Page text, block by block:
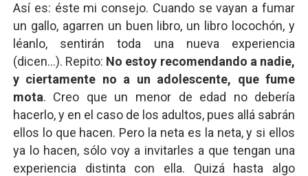
Así es: éste mi consejo. Cuando se vayan a fumar
un gallo, agarren un buen libro, un libro locochón, y
léanlo, sentirán toda una nueva experiencia
(dicen...). Repito: No estoy recomendando a nadie,
y ciertamente no a un adolescente, que fume
mota. Creo que un menor de edad no debería
hacerlo, y en el caso de los adultos, pues allá sabrán
ellos lo que hacen. Pero la neta es la neta, y si ellos
ya lo hacen, sólo voy a invitarles a que tengan una
experiencia distinta con ella. Quizá hasta algo